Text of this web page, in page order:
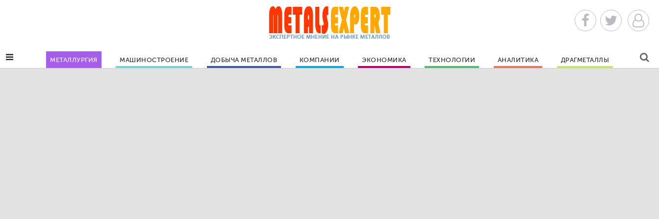
МЕТАЛЛУРГИЯ МАШИНОСТРОЕНИЕ ДОБЫЧА МЕТАЛЛОВ КОМПАНИИ ЭКОНОМИКА ТЕХНОЛОГИИ АНАЛИТИКА ДРАГМЕТАЛЛЫ